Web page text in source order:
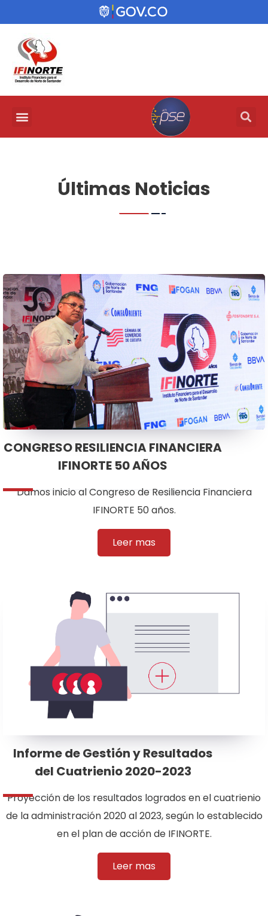
Últimas Noticias
CONGRESO RESILIENCIA FINANCIERA
IFINORTE 50 AÑOS
Damos inicio al Congreso de Resiliencia Financiera
IFINORTE 50 años.
Leer mas
Informe de Gestión y Resultados
del Cuatrienio 2020-2023
Proyección de los resultados logrados en el cuatrienio
de la administración 2020 al 2023, según lo establecido
en el plan de acción de IFINORTE.
Leer mas